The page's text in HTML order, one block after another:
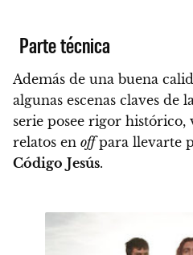
Parte técnica
Además de una buena
algunas escenas claves de
serie posee rigor histórico,
relatos en offpara llevarte
Código Jesús.